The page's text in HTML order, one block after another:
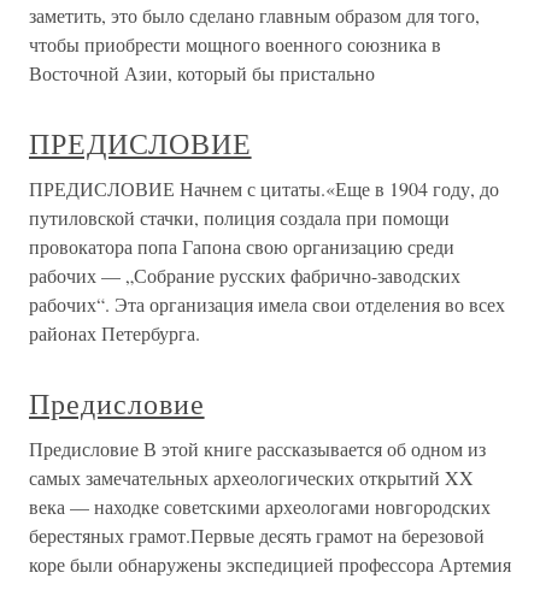
заметить, это было сделано главным образом для того,
чтобы приобрести мощного военного союзника в
Восточной Азии, который бы пристально
ПРЕДИСЛОВИЕ
ПРЕДИСЛОВИЕ Начнем с цитаты.«Еще в 1904 году, до
путиловской стачки, полиция создала при помощи
провокатора попа Гапона свою организацию среди
рабочих — „Собрание русских фабрично-заводских
рабочих“. Эта организация имела свои отделения во всех
районах Петербурга.
Предисловие
Предисловие В этой книге рассказывается об одном из
самых замечательных археологических открытий XX
века — находке советскими археологами новгородских
берестяных грамот.Первые десять грамот на березовой
коре были обнаружены экспедицией профессора Артемия